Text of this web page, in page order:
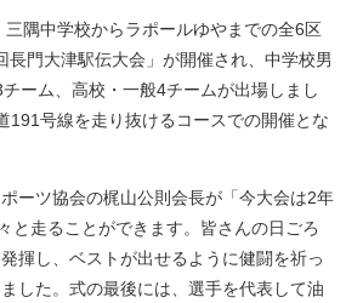
隅中学校からラポールゆやまでの全6区
長門大津駅伝大会」が開催され、中学校男
ーム、高校・一般4チームが出場しまし
191号線を走り抜けるコースでの開催とな
ーツ協会の梶山公則会長が「今大会は2年
と走ることができます。皆さんの日ごろ
揮し、ベストが出せるように健闘を祈っ
した。式の最後には、選手を代表して油